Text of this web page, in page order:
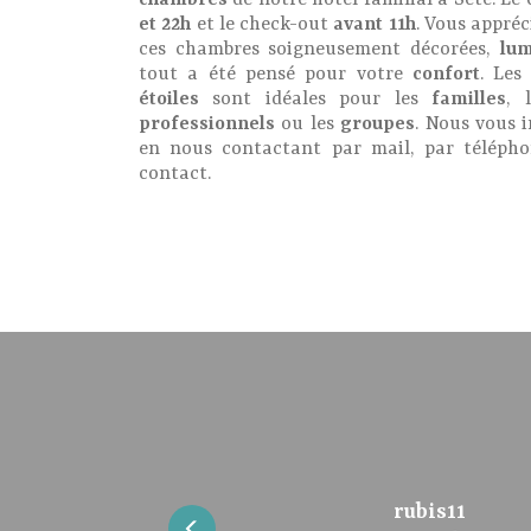
et 22h et le check-out avant 11h. Vous
ces chambres soigneusement décorées,
tout a été pensé pour votre confort. Les
étoiles sont idéales pour les familles,
professionnels ou les groupes. Nous vous
en nous contactant par mail, par
contact.
Michele Demlev
rubis11
Aurélie M
Olivier N
Sylvie 94550
Pierre Novella
NADIA BAUER